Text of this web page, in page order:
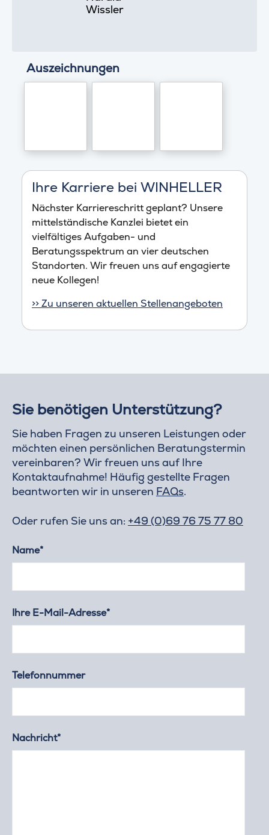
Wissler
Auszeichnungen
Ihre Karriere bei WINHELLER
Nächster Karriereschritt geplant? Unsere
mittelständische Kanzlei bietet ein
vielfältiges Aufgaben- und
Beratungsspektrum an vier deutschen
Standorten. Wir freuen uns auf engagierte
neue Kollegen!
>> Zu unseren aktuellen Stellenangeboten
Sie benötigen Unterstützung?
Sie haben Fragen zu unseren Leistungen oder
möchten einen persönlichen Beratungstermin
vereinbaren? Wir freuen uns auf Ihre
Kontaktaufnahme! Häufig gestellte Fragen
beantworten wir in unseren FAQs.
Oder rufen Sie uns an: +49 (0)69 76 75 77 80
Name*
Ihre E-Mail-Adresse*
Telefonnummer
Nachricht*